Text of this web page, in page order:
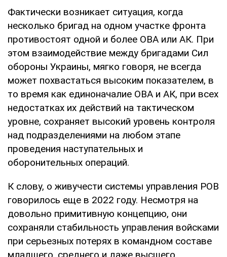
Фактически возникает ситуация, когда
несколько бригад на одном участке фронта
противостоят одной и более ОВА или АК. При
этом взаимодействие между бригадами Сил
обороны Украины, мягко говоря, не всегда
может похвастаться высоким показателем, в
то время как единоначалие ОВА и АК, при всех
недостатках их действий на тактическом
уровне, сохраняет высокий уровень контроля
над подразделениями на любом этапе
проведения наступательных и
оборонительных операций.
К слову, о живучести системы управления РОВ
говорилось еще в 2022 году. Несмотря на
довольно примитивную концепцию, они
сохраняли стабильность управления войсками
при серьезных потерях в командном составе
младшего, среднего и даже высшего